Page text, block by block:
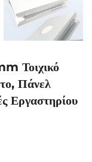
Τοιχικό
Πάνελ
Εργαστηρίου